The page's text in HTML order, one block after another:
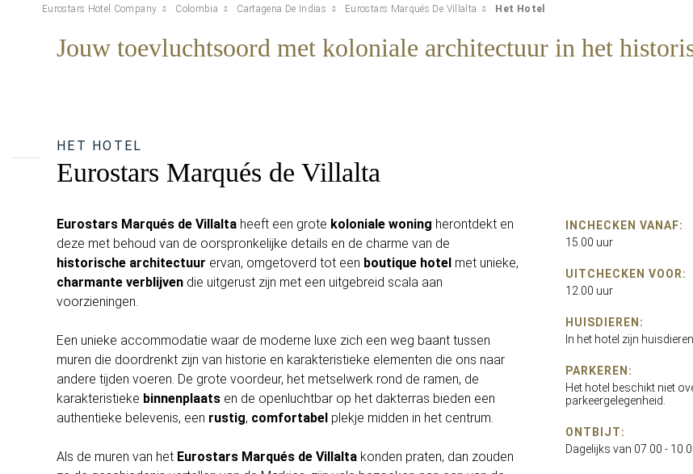
Eurostars Hotel Company Colombia Cartagena De Indias Eurostars Marqués De Villalta Het Hotel
Jouw toevluchtsoord met koloniale architectuur in het
HET HOTEL
Eurostars Marqués de Villalta
Eurostars Marqués de Villalta heeft een grote koloniale woning herontdekt en
deze met behoud van de oorspronkelijke details en de charme van de
historische architectuur ervan, omgetoverd tot een boutique hotel met unieke,
charmante verblijven die uitgerust zijn met een uitgebreid scala aan
voorzieningen.
Een unieke accommodatie waar de moderne luxe zich een weg baant tussen
muren die doordrenkt zijn van historie en karakteristieke elementen die ons naar
andere tijden voeren. De grote voordeur, het metselwerk rond de ramen, de
karakteristieke binnenplaats en de openluchtbar op het dakterras bieden een
authentieke belevenis, een rustig, comfortabel plekje midden in het centrum.
Als de muren van het Eurostars Marqués de Villalta konden praten, dan zouden
INCHECKEN VANAF:
15.00 uur
UITCHECKEN VOOR:
12.00 uur
HUISDIEREN:
In het hotel zijn
PARKEREN:
Het hotel beschikt niet
parkeergelegenheid.
ONTBIJT:
Dagelijks van 07.00 -